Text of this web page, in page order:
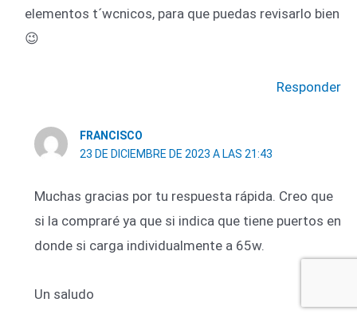
elementos t´wcnicos, para que puedas revisarlo bien
😉
Responder
FRANCISCO
23 DE DICIEMBRE DE 2023 A LAS 21:43
Muchas gracias por tu respuesta rápida. Creo que
si la compraré ya que si indica que tiene puertos en
donde si carga individualmente a 65w.
Un saludo